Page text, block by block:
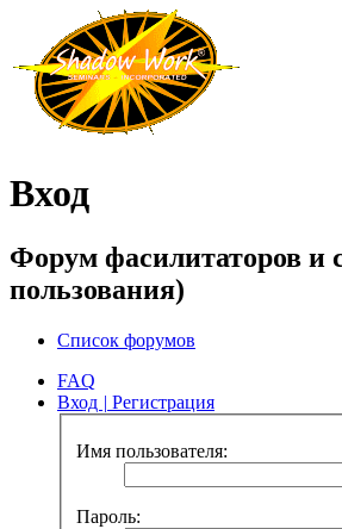
Вход
Форум фасилитаторов и
пользования)
Список форумов
FAQ
Вход | Регистрация
Имя пользователя:
Пароль: